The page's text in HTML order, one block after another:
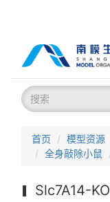
首页 模型资源
全身敲除小鼠
Slc7A14-KO